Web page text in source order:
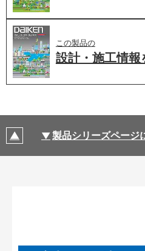
この製品の
設計・施工情報
製品シリーズページ